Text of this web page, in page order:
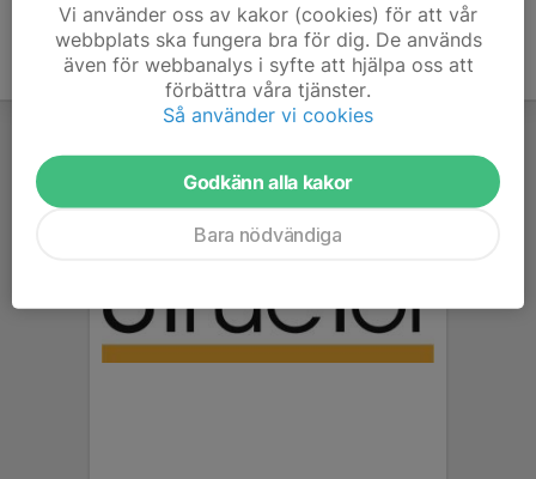
Vi använder oss av kakor (cookies) för att vår
webbplats ska fungera bra för dig. De används
även för webbanalys i syfte att hjälpa oss att
förbättra våra tjänster.
Så använder vi cookies
Godkänn alla kakor
Bara nödvändiga